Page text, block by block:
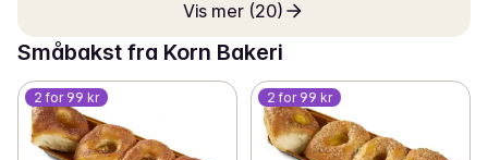
Vis mer (20)
Småbakst fra Korn Bakeri
2 for 99 kr 2 for 99 kr